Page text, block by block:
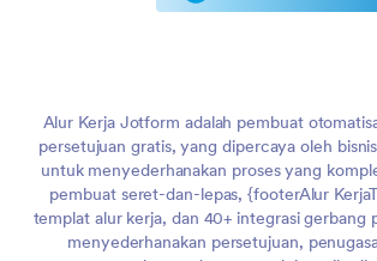
Alur Kerja Jotform adalah pembuat
persetujuan gratis, yang dipercaya oleh
untuk menyederhanakan proses yang
pembuat seret-dan-lepas, {footerAlur
templat alur kerja, dan 40+ integrasi gerbang
menyederhanakan persetujuan,